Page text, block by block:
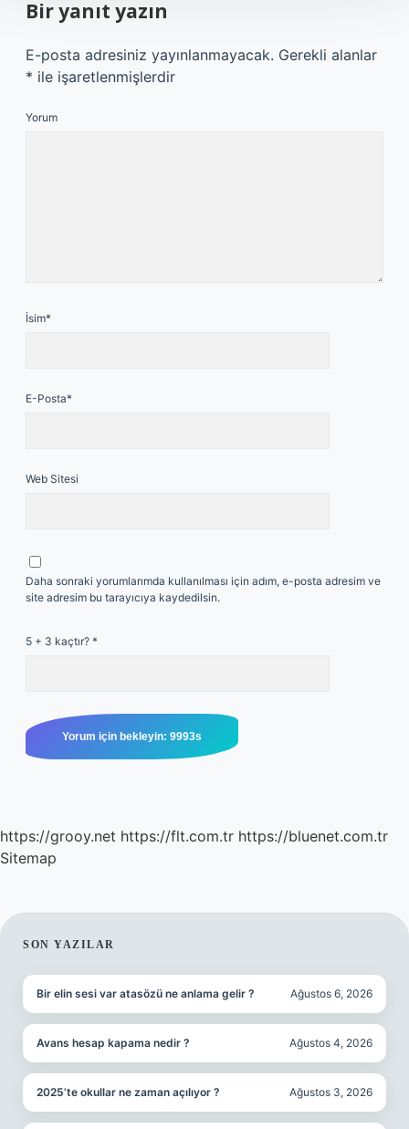
Bir yanıt yazın
E-posta adresiniz yayınlanmayacak. Gerekli alanlar
* ile işaretlenmişlerdir
Yorum
İsim*
E-Posta*
Web Sitesi
Daha sonraki yorumlarımda kullanılması için adım, e-posta adresim ve
site adresim bu tarayıcıya kaydedilsin.
5 + 3 kaçtır? *
https://grooy.net https://flt.com.tr https://bluenet.com.tr
Sitemap
SIDEBAR
SON YAZILAR
Bir elin sesi var atasözü ne anlama gelir ? Ağustos 6, 2026
Avans hesap kapama nedir ? Ağustos 4, 2026
2025’te okullar ne zaman açılıyor ? Ağustos 3, 2026